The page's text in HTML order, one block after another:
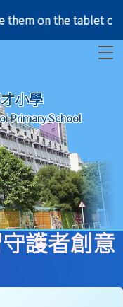
on the tablet of
小學
Primary School
護者創意